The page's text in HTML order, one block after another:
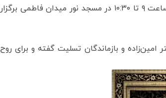
همچنین مراسم ختم و بزرگداشت ایشان روز جمعه، ۲۹ فروردین از ساعت ۹ تا ۱۰:۳۰ در مسجد نور میدان فاطمی برگزار
امین‌زاده و بازماندگان تسلیت گفته و برای روح